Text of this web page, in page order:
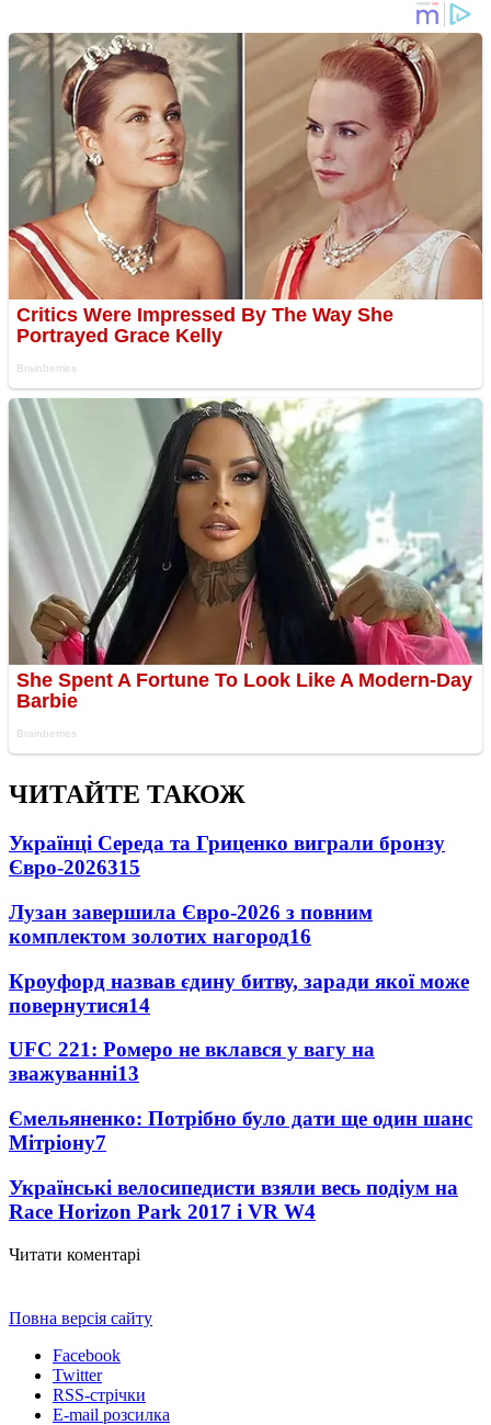
ЧИТАЙТЕ ТАКОЖ
Українці Середа та Гриценко виграли бронзу
Євро-2026315
Лузан завершила Євро-2026 з повним
комплектом золотих нагород16
Кроуфорд назвав єдину битву, заради якої може
повернутися14
UFC 221: Ромеро не вклався у вагу на
зважуванні13
Ємельяненко: Потрібно було дати ще один шанс
Мітріону7
Українські велосипедисти взяли весь подіум на
Race Horizon Park 2017 і VR W4
Читати коментарі
Повна версія сайту
Facebook
Twitter
RSS-стрічки
E-mail розсилка